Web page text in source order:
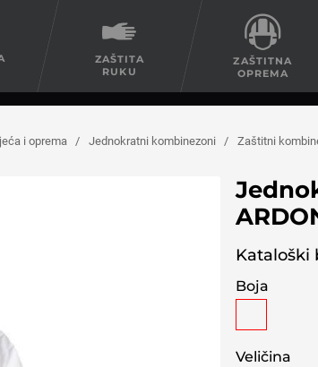
ZAŠTITA
RUKU
ZAŠTITNA
OPREMA
i oprema / Jednokratni kombinezoni / Zaštitni
Kataloški
Boja
Veličina